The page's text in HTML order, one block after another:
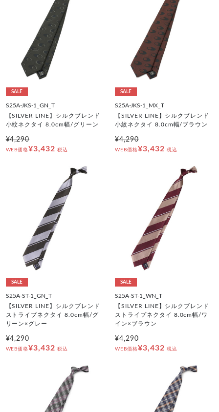
SALE
S25A-JKS-1_GN_T
【SILVER LINE】シルクブレンド
小紋ネクタイ 8.0cm幅/グリーン
¥4,290
WEB価格¥3,432 税込
SALE
S25A-JKS-1_MX_T
【SILVER LINE】シルクブレンド
小紋ネクタイ 8.0cm幅/ブラウン
¥4,290
WEB価格¥3,432 税込
SALE
S25A-ST-1_GN_T
【SILVER LINE】シルクブレンド
ストライプネクタイ 8.0cm幅/グ
リーン×グレー
¥4,290
WEB価格¥3,432 税込
SALE
S25A-ST-1_WN_T
【SILVER LINE】シルクブレンド
ストライプネクタイ 8.0cm幅/ワ
イン×ブラウン
¥4,290
WEB価格¥3,432 税込